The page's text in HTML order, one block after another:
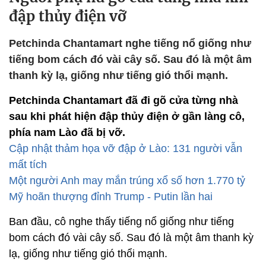
đập thủy điện vỡ
Petchinda Chantamart nghe tiếng nổ giống như
tiếng bom cách đó vài cây số. Sau đó là một âm
thanh kỳ lạ, giống như tiếng gió thổi mạnh.
Petchinda Chantamart đã đi gõ cửa từng nhà
sau khi phát hiện đập thủy điện ở gần làng cô,
phía nam Lào đã bị vỡ.
Cập nhật thảm họa vỡ đập ở Lào: 131 người vẫn
mất tích
Một người Anh may mắn trúng xổ số hơn 1.770 tỷ
Mỹ hoãn thượng đỉnh Trump - Putin lần hai
Ban đầu, cô nghe thấy tiếng nổ giống như tiếng
bom cách đó vài cây số. Sau đó là một âm thanh kỳ
lạ, giống như tiếng gió thổi mạnh.